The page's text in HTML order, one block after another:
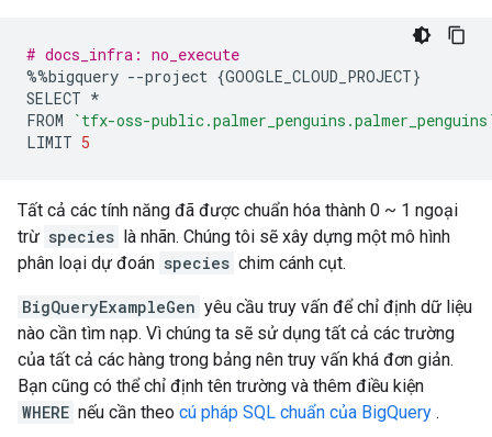
# docs_infra: no_execute
%%bigquery --project {GOOGLE_CLOUD_PROJECT}
SELECT *
FROM
`tfx-oss-
LIMIT 5
Tất cả các tính năng đã được chuẩn hóa thành 0 ~ 1 ngoại
trừ species là nhãn. Chúng tôi sẽ xây dựng một mô hình
phân loại dự đoán species chim cánh cụt.
BigQueryExampleGen yêu cầu truy vấn để chỉ định dữ liệu
nào cần tìm nạp. Vì chúng ta sẽ sử dụng tất cả các trường
của tất cả các hàng trong bảng nên truy vấn khá đơn giản.
Bạn cũng có thể chỉ định tên trường và thêm điều kiện
WHERE nếu cần theo cú pháp SQL chuẩn của BigQuery .